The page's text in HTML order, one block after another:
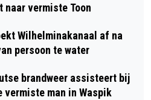
naar vermiste Toon
Wilhelminakanaal af na
persoon te water
brandweer assisteert bij
vermiste man in Waspik